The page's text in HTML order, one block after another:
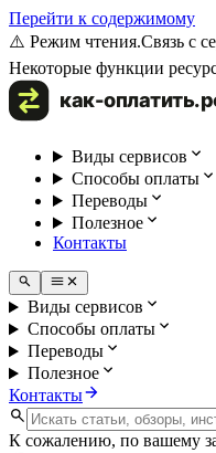
Перейти к содержимому
⚠️ Режим чтения.Связь с
Некоторые функции
Виды сервисов
Способы оплаты
Переводы
Полезное
Контакты
Виды сервисов
Способы оплаты
Переводы
Полезное
Контакты
К сожалению, по вашему